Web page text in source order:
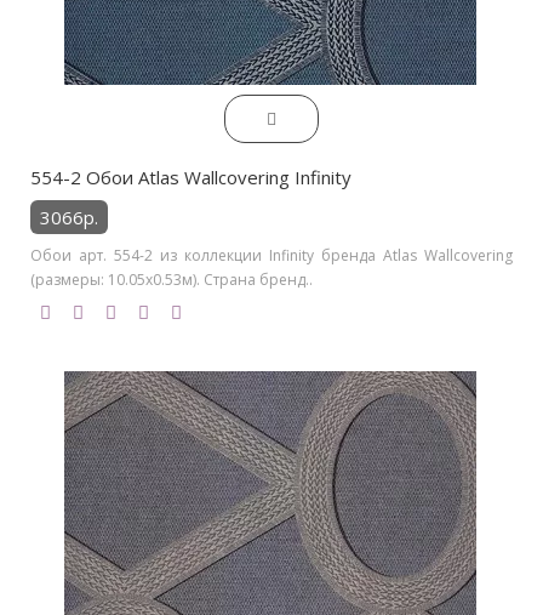
554-2 Обои Atlas Wallcovering Infinity
3066р.
Обои арт. 554-2 из коллекции Infinity бренда Atlas Wallcovering
(размеры: 10.05х0.53м). Страна бренд..